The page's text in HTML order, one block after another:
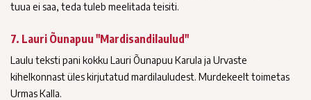
tuua ei saa, teda tuleb meelitada teisiti.
7. Lauri Õunapuu "Mardisandilaulud"
Laulu teksti pani kokku Lauri Õunapuu Karula ja Urvaste
kihelkonnast üles kirjutatud mardilauludest. Murdekeelt toimetas
Urmas Kalla.